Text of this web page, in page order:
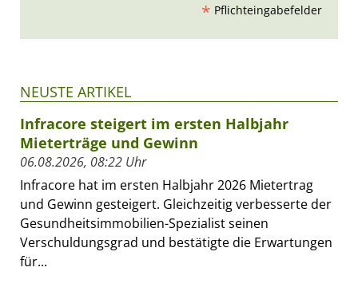
* Pflichteingabefelder
NEUSTE ARTIKEL
Infracore steigert im ersten Halbjahr
Mieterträge und Gewinn
06.08.2026, 08:22 Uhr
Infracore hat im ersten Halbjahr 2026 Mietertrag
und Gewinn gesteigert. Gleichzeitig verbesserte der
Gesundheitsimmobilien-Spezialist seinen
Verschuldungsgrad und bestätigte die Erwartungen
für...